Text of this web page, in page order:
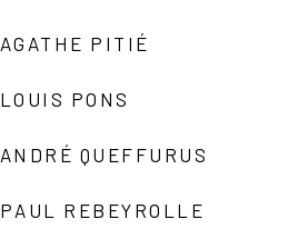
AGATHE PITIÉ
LOUIS PONS
ANDRÉ QUEFFURUS
PAUL REBEYROLLE